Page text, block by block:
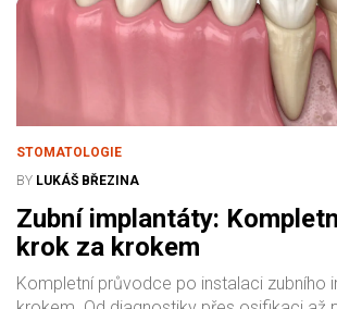
STOMATOLOGIE
BY LUKÁŠ BŘEZINA
Zubní implantáty:
krok za krokem
Kompletní průvodce po instalaci zubního